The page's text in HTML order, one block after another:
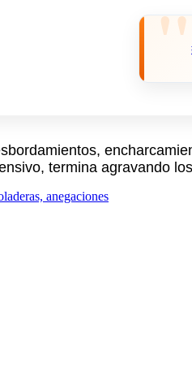
termina agravando
anegaciones